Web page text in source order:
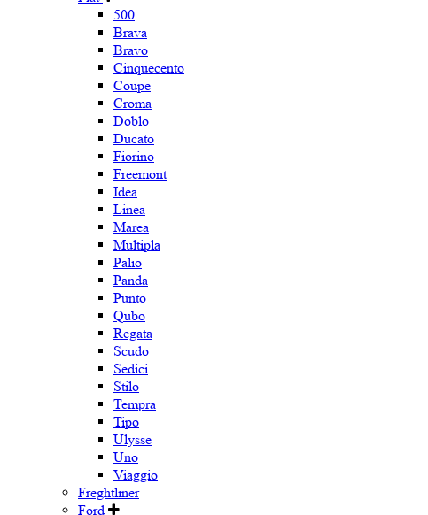
500
Brava
Bravo
Cinquecento
Coupe
Croma
Doblo
Ducato
Fiorino
Freemont
Idea
Linea
Marea
Multipla
Palio
Panda
Punto
Qubo
Regata
Scudo
Sedici
Stilo
Tempra
Tipo
Ulysse
Uno
Viaggio
Freghtliner
Ford